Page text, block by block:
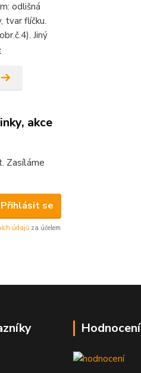
odlišná
tvar flíčku.
Jiný
akce
Zasíláme
Přihlásit se
údajů za účelem
Hodnocení